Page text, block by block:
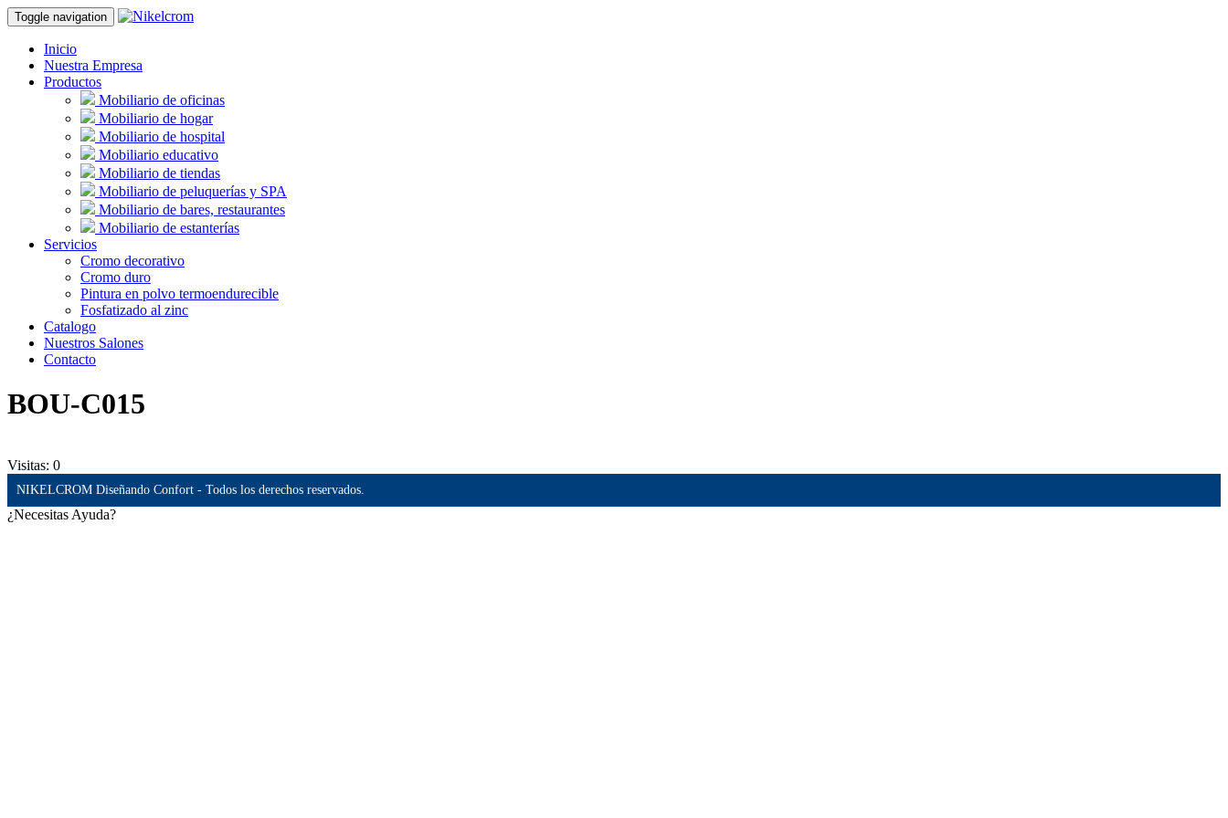
Toggle navigation
Inicio
Nuestra Empresa
Productos
Mobiliario de oficinas
Mobiliario de hogar
Mobiliario de hospital
Mobiliario educativo
Mobiliario de tiendas
Mobiliario de peluquerías y SPA
Mobiliario de bares, restaurantes
Mobiliario de estanterías
Servicios
Cromo decorativo
Cromo duro
Pintura en polvo termoendurecible
Fosfatizado al zinc
Catalogo
Nuestros Salones
Contacto
BOU-C015
Visitas: 0
NIKELCROM Diseñando Confort - Todos los derechos reservados.
¿Necesitas Ayuda?